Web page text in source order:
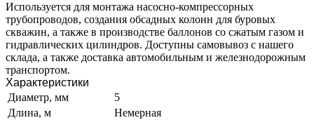
Используется для монтажа насосно-компрессорных
трубопроводов, создания обсадных колонн для буровых
скважин, а также в производстве баллонов со сжатым газом и
гидравлических цилиндров. Доступны самовывоз с нашего
склада, а также доставка автомобильным и железнодорожным
транспортом.
Характеристики
Диаметр, мм
5
Длина, м
Немерная